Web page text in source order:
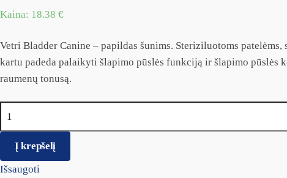
Kaina: 18.38 €
Vetri Bladder Canine – papildas šunims. Steriziluotoms
kartu padeda palaikyti šlapimo pūslės funkciją ir šlapimo
raumenų tonusą.
Į krepšelį
Išsaugoti